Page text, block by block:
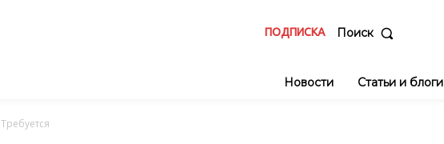
ПОДПИСКА Поиск
Новости Статьи и блоги
Требуется